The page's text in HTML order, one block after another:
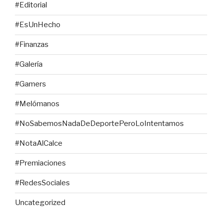
#Editorial
#EsUnHecho
#Finanzas
#Galería
#Gamers
#Melómanos
#NoSabemosNadaDeDeportePeroLoIntentamos
#NotaAlCalce
#Premiaciones
#RedesSociales
Uncategorized